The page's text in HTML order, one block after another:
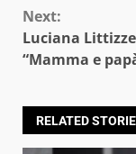
Next:
Luciana
“Mamma e
RELATED